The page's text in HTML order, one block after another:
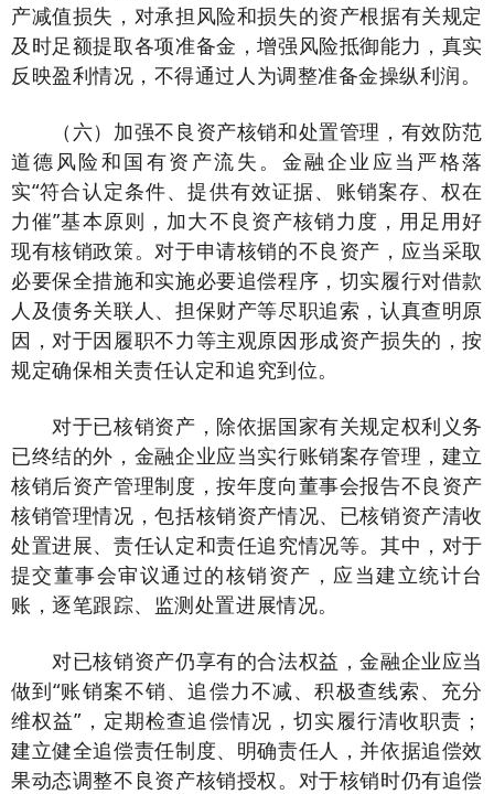
产减值损失，对承担风险和损失的资产根据有关规定
及时足额提取各项准备金，增强风险抵御能力，真实
反映盈利情况，不得通过人为调整准备金操纵利润。
（六）加强不良资产核销和处置管理，有效防范
道德风险和国有资产流失。金融企业应当严格落
实“符合认定条件、提供有效证据、账销案存、权在
力催”基本原则，加大不良资产核销力度，用足用好
现有核销政策。对于申请核销的不良资产，应当采取
必要保全措施和实施必要追偿程序，切实履行对借款
人及债务关联人、担保财产等尽职追索，认真查明原
因，对于因履职不力等主观原因形成资产损失的，按
规定确保相关责任认定和追究到位。
对于已核销资产，除依据国家有关规定权利义务
已终结的外，金融企业应当实行账销案存管理，建立
核销后资产管理制度，按年度向董事会报告不良资产
核销管理情况，包括核销资产情况、已核销资产清收
处置进展、责任认定和责任追究情况等。其中，对于
提交董事会审议通过的核销资产，应当建立统计台
账，逐笔跟踪、监测处置进展情况。
对已核销资产仍享有的合法权益，金融企业应当
做到“账销案不销、追偿力不减、积极查线索、充分
维权益”，定期检查追偿情况，切实履行清收职责；
建立健全追偿责任制度、明确责任人，并依据追偿效
果动态调整不良资产核销授权。对于核销时仍有追偿